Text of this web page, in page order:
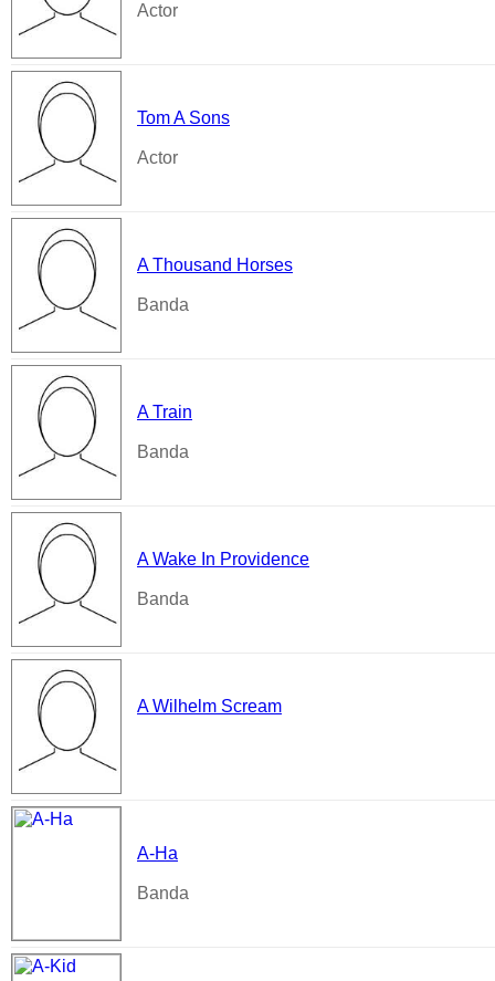
Actor
Tom A Sons
Actor
A Thousand Horses
Banda
A Train
Banda
A Wake In Providence
Banda
A Wilhelm Scream
A-Ha
Banda